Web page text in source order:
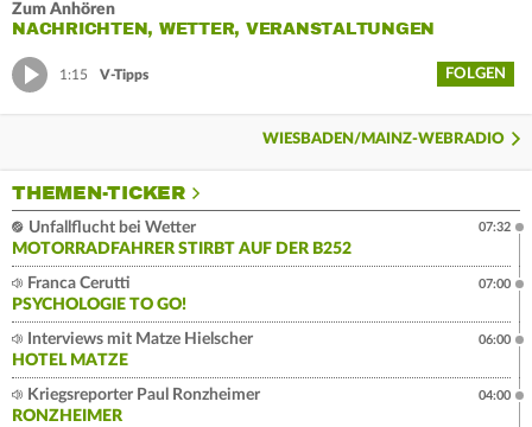
Zum Anhören
NACHRICHTEN, WETTER, VERANSTALTUNGEN
1:15 V-Tipps FOLGEN
WIESBADEN/MAINZ-WEBRADIO
THEMEN-TICKER
Unfallflucht bei Wetter
MOTORRADFAHRER STIRBT AUF DER B252
07:32
Franca Cerutti
PSYCHOLOGIE TO GO!
07:00
Interviews mit Matze Hielscher
HOTEL MATZE
06:00
Kriegsreporter Paul Ronzheimer
RONZHEIMER
04:00